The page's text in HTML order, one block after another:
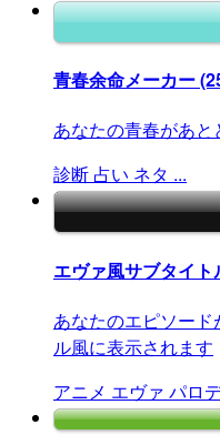
青春余命メーカー
あなたの青春があ
診断 占い ネタ ...
エヴァ風サブタイト
あなたのエピソー
ル風に表示されます
アニメ エヴァ パロ